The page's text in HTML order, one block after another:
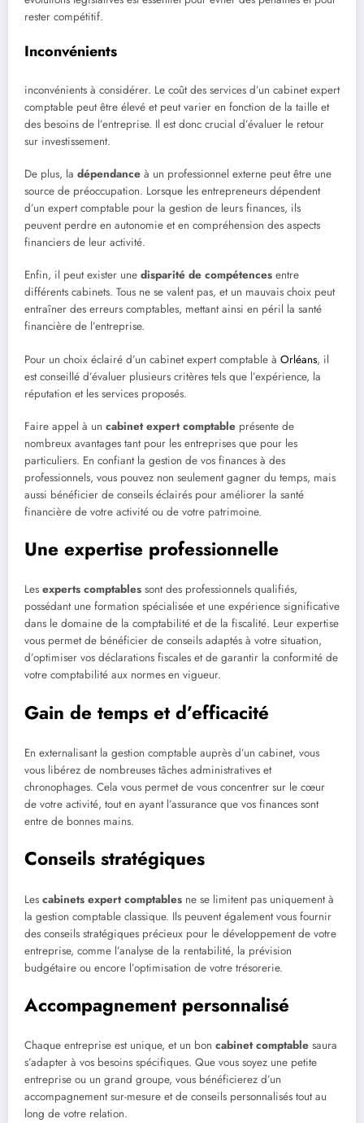
rester compétitif.
Inconvénients
inconvénients à considérer. Le coût des services d’un cabinet expert
comptable peut être élevé et peut varier en fonction de la taille et
des besoins de l’entreprise. Il est donc crucial d’évaluer le retour
sur investissement.
De plus, la dépendance à un professionnel externe peut être une
source de préoccupation. Lorsque les entrepreneurs dépendent
d’un expert comptable pour la gestion de leurs finances, ils
peuvent perdre en autonomie et en compréhension des aspects
financiers de leur activité.
Enfin, il peut exister une disparité de compétences entre
différents cabinets. Tous ne se valent pas, et un mauvais choix peut
entraîner des erreurs comptables, mettant ainsi en péril la santé
financière de l’entreprise.
Pour un choix éclairé d’un cabinet expert comptable à Orléans, il
est conseillé d’évaluer plusieurs critères tels que l’expérience, la
réputation et les services proposés.
Faire appel à un cabinet expert comptable présente de
nombreux avantages tant pour les entreprises que pour les
particuliers. En confiant la gestion de vos finances à des
professionnels, vous pouvez non seulement gagner du temps, mais
aussi bénéficier de conseils éclairés pour améliorer la santé
financière de votre activité ou de votre patrimoine.
Une expertise professionnelle
Les experts comptables sont des professionnels qualifiés,
possédant une formation spécialisée et une expérience significative
dans le domaine de la comptabilité et de la fiscalité. Leur expertise
vous permet de bénéficier de conseils adaptés à votre situation,
d’optimiser vos déclarations fiscales et de garantir la conformité de
votre comptabilité aux normes en vigueur.
Gain de temps et d’efficacité
En externalisant la gestion comptable auprès d’un cabinet, vous
vous libérez de nombreuses tâches administratives et
chronophages. Cela vous permet de vous concentrer sur le cœur
de votre activité, tout en ayant l’assurance que vos finances sont
entre de bonnes mains.
Conseils stratégiques
Les cabinets expert comptables ne se limitent pas uniquement à
la gestion comptable classique. Ils peuvent également vous fournir
des conseils stratégiques précieux pour le développement de votre
entreprise, comme l’analyse de la rentabilité, la prévision
budgétaire ou encore l’optimisation de votre trésorerie.
Accompagnement personnalisé
Chaque entreprise est unique, et un bon cabinet comptable saura
s’adapter à vos besoins spécifiques. Que vous soyez une petite
entreprise ou un grand groupe, vous bénéficierez d’un
accompagnement sur-mesure et de conseils personnalisés tout au
long de votre relation.